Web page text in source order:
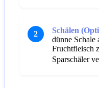
2 Schälen
dünne Schale
Fruchtfleisch
Sparschäler